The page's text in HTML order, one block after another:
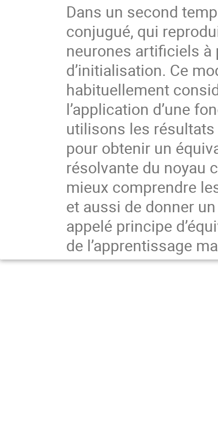
Dans un second
conjugué, qui
neurones artificiels à
d’initialisation. Ce
habituellement
l’application d’une
utilisons les
pour obtenir un
résolvante du noyau
mieux comprendre
et aussi de donner
appelé principe
de l’apprentissage